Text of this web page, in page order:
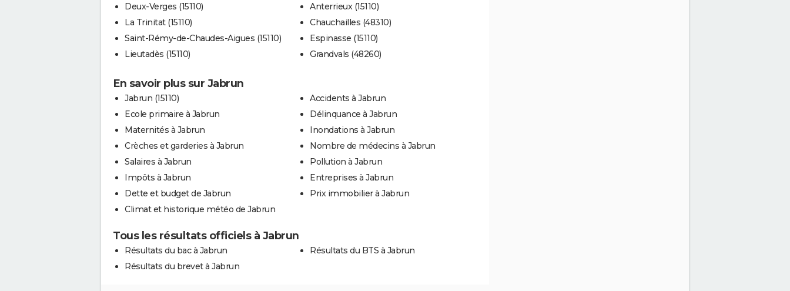
Deux-Verges (15110)
La Trinitat (15110)
Saint-Rémy-de-Chaudes-Aigues (15110)
Lieutadès (15110)
Anterrieux (15110)
Chauchailles (48310)
Espinasse (15110)
Grandvals (48260)
En savoir plus sur Jabrun
Jabrun (15110)
Ecole primaire à Jabrun
Maternités à Jabrun
Crèches et garderies à Jabrun
Salaires à Jabrun
Impôts à Jabrun
Dette et budget de Jabrun
Climat et historique météo de Jabrun
Accidents à Jabrun
Délinquance à Jabrun
Inondations à Jabrun
Nombre de médecins à Jabrun
Pollution à Jabrun
Entreprises à Jabrun
Prix immobilier à Jabrun
Tous les résultats officiels à Jabrun
Résultats du bac à Jabrun
Résultats du brevet à Jabrun
Résultats du BTS à Jabrun